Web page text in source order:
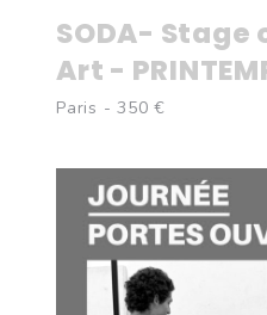
SODA-
Art -
Paris - 350 €